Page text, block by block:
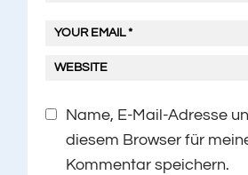
Name, E-Mail-Adresse
diesem Browser für
Kommentar speichern.